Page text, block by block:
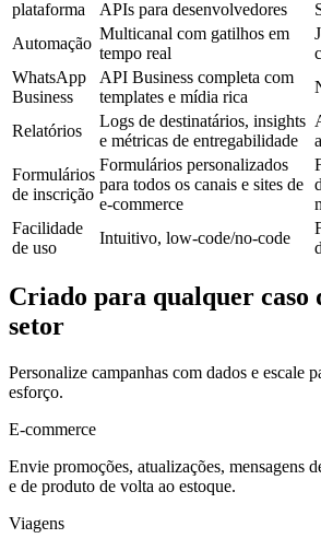
plataforma APIs para desenvolvedores
Automação
Multicanal com gatilhos em
tempo real
WhatsApp
Business
API Business completa com
templates e mídia rica
Relatórios
Logs de destinatários, insights
e métricas de entregabilidade
Formulários
de inscrição
Formulários personalizados
para todos os canais e sites de
e-commerce
Facilidade
de uso
Intuitivo, low-code/no-code
Criado para qualquer caso
setor
Personalize campanhas com dados e escale
esforço.
E-commerce
Envie promoções, atualizações, mensagens
e de produto de volta ao estoque.
Viagens